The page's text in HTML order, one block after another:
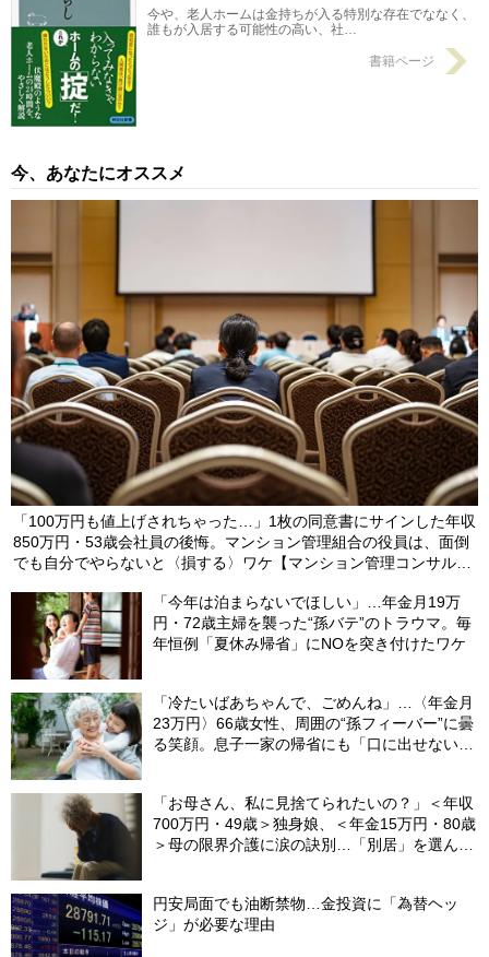
今や、老人ホームは金持ちが入る特別な存在でななく、
誰もが入居する可能性の高い、社…
書籍ページ
今、あなたにオススメ
「100万円も値上げされちゃった…」1枚の同意書にサインした年収
850万円・53歳会社員の後悔。マンション管理組合の役員は、面倒
でも自分でやらないと〈損する〉ワケ【マンション管理コンサルタ
「今年は泊まらないでほしい」…年金月19万
円・72歳主婦を襲った“孫バテ”のトラウマ。毎
年恒例「夏休み帰省」にNOを突き付けたワケ
「冷たいばあちゃんで、ごめんね」…〈年金月
23万円〉66歳女性、周囲の“孫フィーバー”に曇
る笑顔。息子一家の帰省にも「口に出せない本
「お母さん、私に見捨てられたいの？」＜年収
700万円・49歳＞独身娘、＜年金15万円・80歳
＞母の限界介護に涙の訣別…「別居」を選んだ
円安局面でも油断禁物…金投資に「為替ヘッ
ジ」が必要な理由